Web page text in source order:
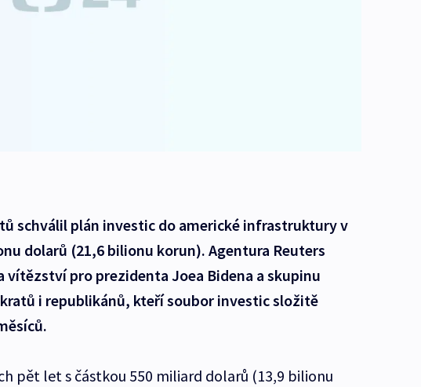
schválil plán investic do americké infrastruktury v
dolarů (21,6 bilionu korun). Agentura Reuters
vítězství pro prezidenta Joea Bidena a skupinu
i republikánů, kteří soubor investic složitě
pět let s částkou 550 miliard dolarů (13,9 bilionu